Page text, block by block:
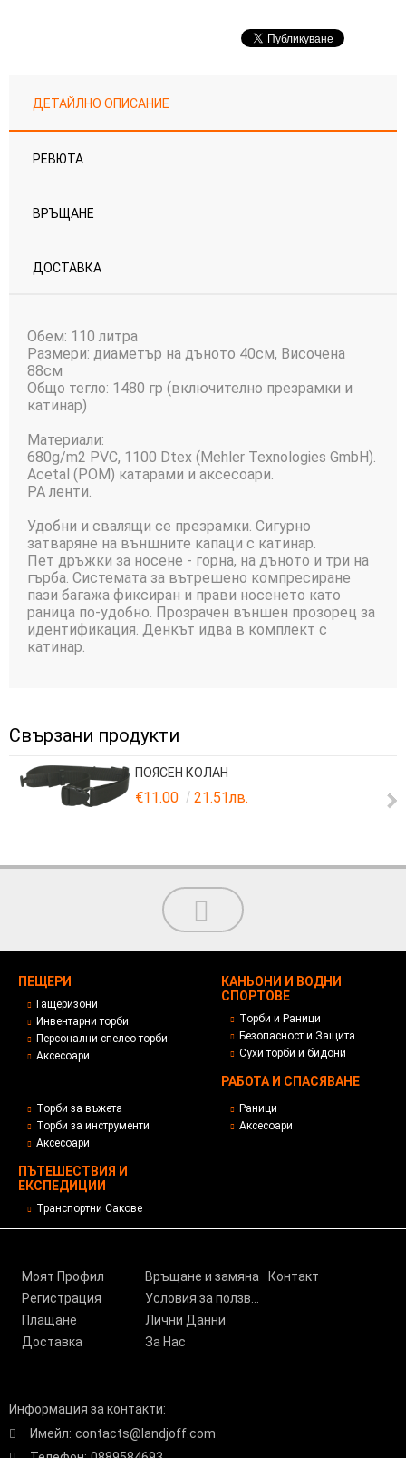
ДЕТАЙЛНО ОПИСАНИЕ
РЕВЮТА
ВРЪЩАНЕ
ДОСТАВКА
Обем: 110 литра
Размери: диаметър на дъното 40см, Височена
88см
Общо тегло: 1480 гр (включително презрамки и
катинар)
Материали:
680g/m2 PVC, 1100 Dtex (Mehler Texnologies GmbH).
Acetal (POM) катарами и аксесоари.
PA ленти.
Удобни и свалящи се презрамки. Сигурно
затваряне на външните капаци с катинар.
Пет дръжки за носене - горна, на дъното и три на
гърба. Системата за вътрешено компресиране
пази багажа фиксиран и прави носенето като
раница по-удобно. Прозрачен външен прозорец за
идентификация. Денкът идва в комплект с
катинар.
Свързани продукти
ПОЯСЕН КОЛАН
€11.00 21.51лв.
ПЕЩЕРИ
Гащеризони
Инвентарни торби
Персонални спелео торби
Аксесоари
КАНЬОНИ И ВОДНИ
СПОРТОВЕ
Торби и Раници
Безопасност и Защита
Сухи торби и бидони
РАБОТА И СПАСЯВАНЕ
Торби за въжета
Торби за инструменти
Аксесоари
ПЪТЕШЕСТВИЯ И
ЕКСПЕДИЦИИ
Транспортни Сакове
Раници
Аксесоари
Моят Профил
Регистрация
Плащане
Доставка
Връщане и замяна
Лични Данни
За Нас
Контакт
Информация за контакти:
Имейл: contacts@landjoff.com